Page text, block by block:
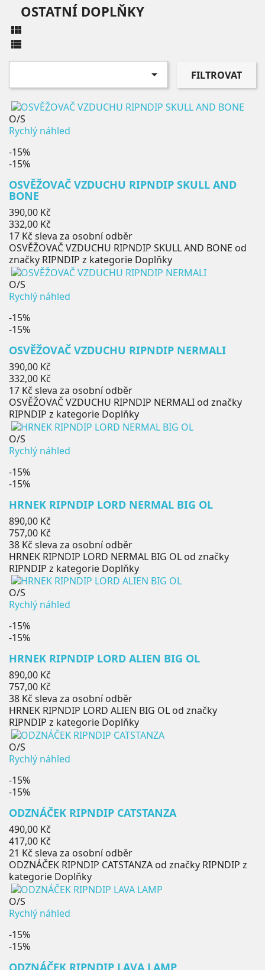
OSTATNÍ DOPLŇKY


 FILTROVAT
O/S
Rychlý náhled
-15%
-15%
OSVĚŽOVAČ VZDUCHU RIPNDIP SKULL AND
BONE
Běžná
cena
390,00 Kč
Cena
332,00 Kč
17 Kč sleva za osobní odběr
OSVĚŽOVAČ VZDUCHU RIPNDIP SKULL AND BONE od
značky RIPNDIP z kategorie Doplňky
O/S
Rychlý náhled
-15%
-15%
OSVĚŽOVAČ VZDUCHU RIPNDIP NERMALI
Běžná
cena
390,00 Kč
Cena
332,00 Kč
17 Kč sleva za osobní odběr
OSVĚŽOVAČ VZDUCHU RIPNDIP NERMALI od značky
RIPNDIP z kategorie Doplňky
O/S
Rychlý náhled
-15%
-15%
HRNEK RIPNDIP LORD NERMAL BIG OL
Běžná
cena
890,00 Kč
Cena
757,00 Kč
38 Kč sleva za osobní odběr
HRNEK RIPNDIP LORD NERMAL BIG OL od značky
RIPNDIP z kategorie Doplňky
O/S
Rychlý náhled
-15%
-15%
HRNEK RIPNDIP LORD ALIEN BIG OL
Běžná
cena
890,00 Kč
Cena
757,00 Kč
38 Kč sleva za osobní odběr
HRNEK RIPNDIP LORD ALIEN BIG OL od značky
RIPNDIP z kategorie Doplňky
O/S
Rychlý náhled
-15%
-15%
ODZNÁČEK RIPNDIP CATSTANZA
Běžná
cena
490,00 Kč
Cena
417,00 Kč
21 Kč sleva za osobní odběr
ODZNÁČEK RIPNDIP CATSTANZA od značky RIPNDIP z
kategorie Doplňky
O/S
Rychlý náhled
-15%
-15%
ODZNÁČEK RIPNDIP LAVA LAMP